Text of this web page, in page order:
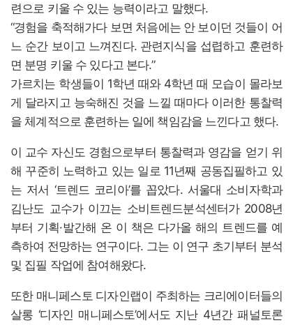
련으로 키울 수 있는 능력이라고 말했다.
“경험을 축적해가다 보면 처음에는 안 보이던 것들이 어
느 순간 보이고 느껴진다. 관련지식을 섭렵하고 훈련하
면 분명 키울 수 있다고 본다.”
가르치는 학생들이 1학년 때와 4학년 때 모습이 몰라보
게 달라지고 능숙해진 것을 느낄 때마다 이러한 통찰력
을 체계적으로 훈련하는 일에 책임감을 느낀다고 했다.
이 교수 자신도 경험으로부터 통찰력과 영감을 얻기 위
해 꾸준히 노력하고 있는 일로 11년째 공동집필하고 있
는 저서 ‘트렌드 코리아’를 꼽았다. 서울대 소비자학과
김난도 교수가 이끄는 소비트렌드분석센터가 2008년
부터 기획·발간해 온 이 책은 다가올 해의 트렌드를 예
측하여 전망하는 연구이다. 그는 이 연구 초기부터 분석
및 집필 작업에 참여해왔다.
또한 매니페스토 디자인랩이 주최하는 크리에이터들의
살롱 ‘디자인 매니페스토’에서도 지난 4년간 패널토론